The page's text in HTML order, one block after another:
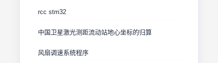
rcc stm32
中国卫星激光测距流动站地心坐标的归算
风扇调速系统程序